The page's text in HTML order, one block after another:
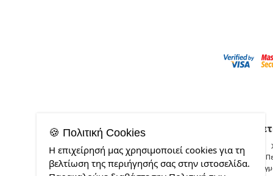
🍪 Πολιτική Cookies
Η επιχείρησή μας χρησιμοποιεί cookies για τη
βελτίωση της περιήγησής σας στην ιστοσελίδα.